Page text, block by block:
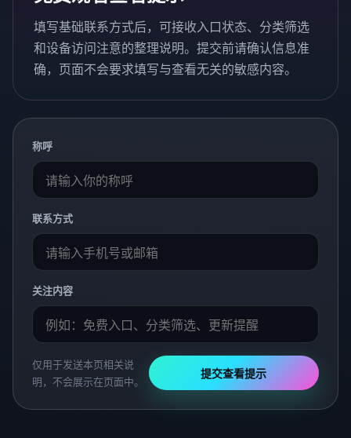
填写基础联系方式后，可接收入口状态、分类筛选
和设备访问注意的整理说明。提交前请确认信息准
确，页面不会要求填写与查看无关的敏感内容。
称呼
联系方式
关注内容
仅用于发送本页相关说
明，不会展示在页面中。
提交查看提示